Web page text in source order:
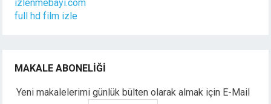
izlenmebayi.com
full hd film izle
MAKALE ABONELIĞI
Yeni makalelerimi günlük bülten olarak almak için E-Mail